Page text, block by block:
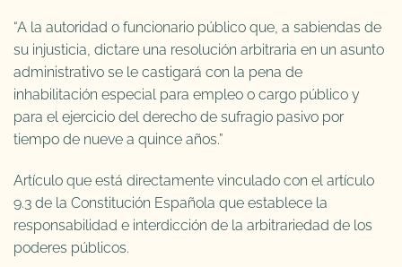
“A la autoridad o funcionario público que, a sabiendas de
su injusticia, dictare una resolución arbitraria en un asunto
administrativo se le castigará con la pena de
inhabilitación especial para empleo o cargo público y
para el ejercicio del derecho de sufragio pasivo por
tiempo de nueve a quince años.”
Artículo que está directamente vinculado con el artículo
9.3 de la Constitución Española que establece la
responsabilidad e interdicción de la arbitrariedad de los
poderes públicos.